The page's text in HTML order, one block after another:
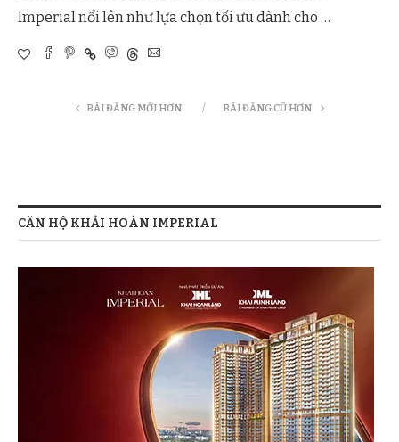
Imperial nổi lên như lựa chọn tối ưu dành cho …
BÀI ĐĂNG MỚI HƠN BÀI ĐĂNG CŨ HƠN
CĂN HỘ KHẢI HOÀN IMPERIAL